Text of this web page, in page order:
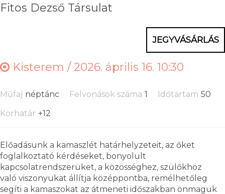
Fitos Dezső Társulat
JEGYVÁSÁRLÁS
Kisterem /2026. április 16. 10:30
Műfaj néptánc Felvonások száma 1 Időtartam 50
Korhatár +12
Előadásunk a kamaszlét határhelyzeteit, az őket
foglalkoztató kérdéseket, bonyolult
kapcsolatrendszerüket, a közösséghez, szülőkhöz
való viszonyukat állítja középpontba, remélhetőleg
segíti a kamaszokat az átmeneti időszakban önmaguk